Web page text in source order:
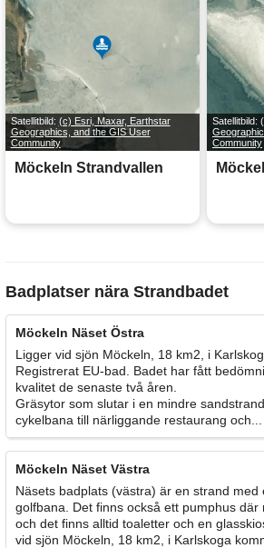
Satellitbild: (c) Esri, Maxar, Earthstar
Geographics, and the GIS User
Community
Möckeln Strandvallen
Satellitbild:
Community
Badplatser nära Strandbadet
Möckeln Näset Östra
Ligger vid sjön Möckeln, 18 km2, i
Registrerat EU-bad. Badet har fått
kvalitet de senaste två åren.
Gräsytor som slutar i en mindre
cykelbana till närliggande restaurang och...
Möckeln Näset Västra
Näsets badplats (västra) är en strand med
golfbana. Det finns också ett pumphus där
och det finns alltid toaletter och en
vid sjön Möckeln, 18 km2, i Karlskoga